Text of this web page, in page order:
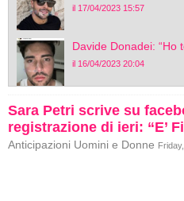
il 17/04/2023 15:57
Davide Donadei: “Ho
il 16/04/2023 20:04
Sara Petri scrive su
registrazione di ieri: “E’
Anticipazioni Uomini e Donne